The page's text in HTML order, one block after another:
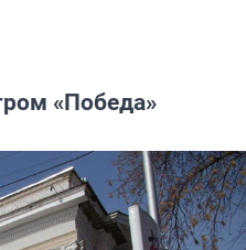
«Победа»